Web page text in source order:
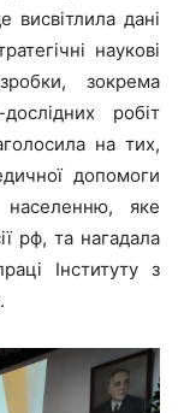
висвітлила дані
наукові
зокрема
робіт
на тих,
допомоги
населенню, яке
рф, та нагадала
Інституту з